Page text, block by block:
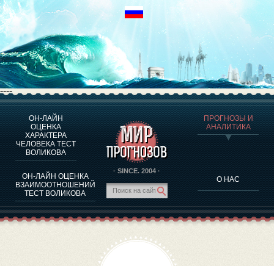
----
ОН-ЛАЙН
ОЦЕНКА
ХАРАКТЕРА
ЧЕЛОВЕКА ТЕСТ
ВОЛИКОВА
ОН-ЛАЙН ОЦЕНКА
ВЗАИМООТНОШЕНИЙ
ТЕСТ ВОЛИКОВА
· SINCE. 2004 ·
ПРОГНОЗЫ И
АНАЛИТИКА
О НАС
О ПРОГРАММЕ
ОЦЕНКА ХАРАКТЕРA ЧЕЛОВЕКА
ОЦЕНКА ХАРАКТЕРА ВЫДАЮЩИХСЯ ЛИЧНОСТЕЙ
О ПРОГРАММЕ
ТЕСТ НА СОВМЕСТИМОСТЬ ВОЛИКОВА
ПРОГНОЗЫ И АНАЛИТИКА